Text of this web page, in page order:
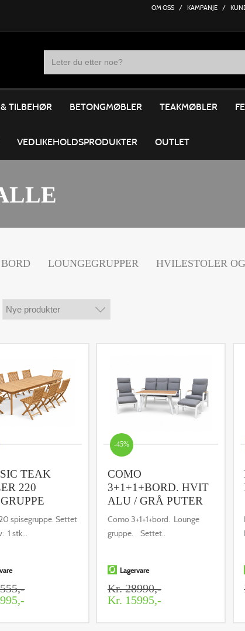
OM OSS / KAMPANJE /
TILBEHØR BETONGMØBLER TEAKMØBLER
VEDLIKEHOLDSPRODUKTER OUTLET
LOUNGEGRUPPER HVILESTOLER
TEAK
220
spisegruppe. Settet
1 stk...
-45%
COMO
3+1+1+BORD. HVIT
ALU / GRÅ PUTER
Como 3+1+1+bord. Lounge
gruppe. Settet..
Lagervare
Kr. 28990,-
Kr. 15995,-